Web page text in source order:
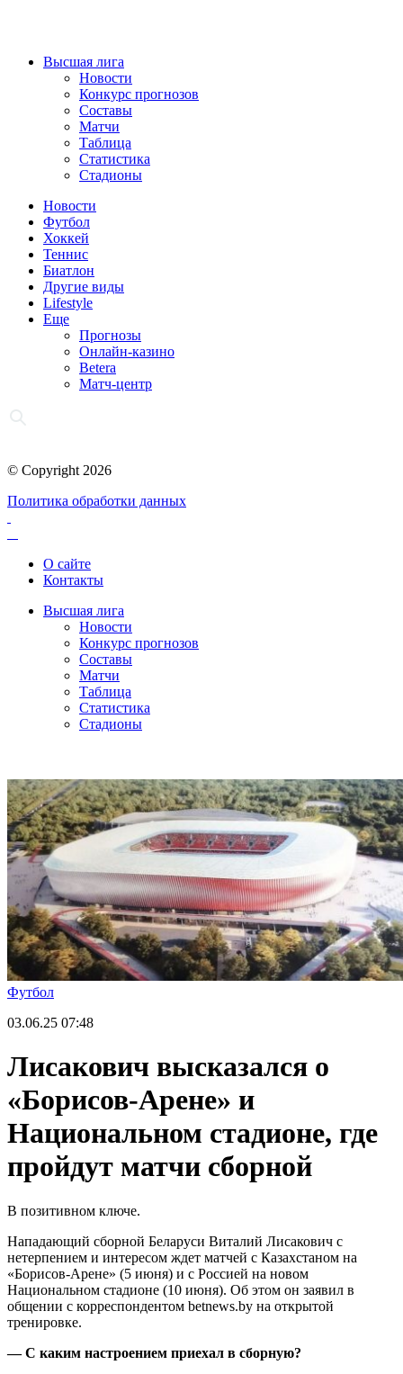
Высшая лига
Новости
Конкурс прогнозов
Составы
Матчи
Таблица
Статистика
Стадионы
Новости
Футбол
Хоккей
Теннис
Биатлон
Другие виды
Lifestyle
Еще
Прогнозы
Онлайн-казино
Betera
Матч-центр
© Copyright 2026
Политика обработки данных
О сайте
Контакты
Высшая лига
Новости
Конкурс прогнозов
Составы
Матчи
Таблица
Статистика
Стадионы
Футбол
03.06.25 07:48
Лисакович высказался о
«Борисов-Арене» и
Национальном стадионе, где
пройдут матчи сборной
В позитивном ключе.
Нападающий сборной Беларуси Виталий Лисакович с
нетерпением и интересом ждет матчей с Казахстаном на
«Борисов-Арене» (5 июня) и с Россией на новом
Национальном стадионе (10 июня). Об этом он заявил в
общении с корреспондентом betnews.by на открытой
тренировке.
— С каким настроением приехал в сборную?